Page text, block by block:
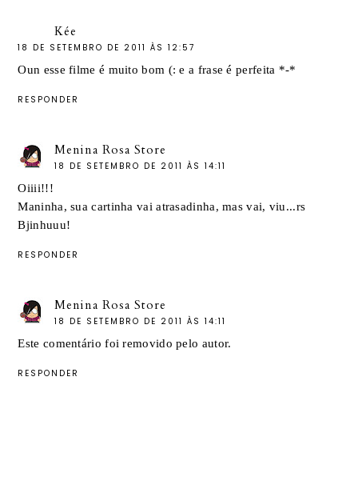
Kée
18 DE SETEMBRO DE 2011 ÀS 12:57
Oun esse filme é muito bom (: e a frase é perfeita *-*
RESPONDER
Menina Rosa Store
18 DE SETEMBRO DE 2011 ÀS 14:11
Oiiii!!!
Maninha, sua cartinha vai atrasadinha, mas vai, viu...rs
Bjinhuuu!
RESPONDER
Menina Rosa Store
18 DE SETEMBRO DE 2011 ÀS 14:11
Este comentário foi removido pelo autor.
RESPONDER